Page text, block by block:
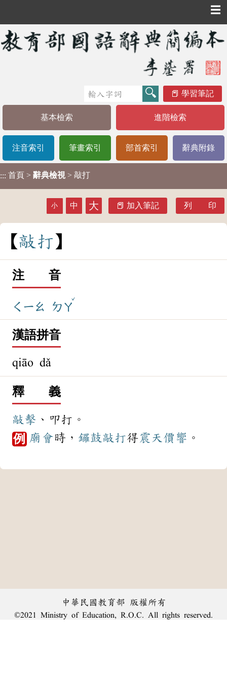
☰
學習筆記
基本檢索 進階檢索
注音索引 筆畫索引 部首索引 辭典附錄
::: 首頁 > 辭典檢視 > 敲打
小 中 大 加入筆記 列 印
敲 打
注 音
ㄑㄧㄠ ㄉㄚ
ˇ
漢語拼音
qiāo dǎ
釋 義
敲擊 、叩打。
例 廟會時， 鑼鼓 敲打得震天價響 。
中華民國教育部 版權所有
©2021 Ministry of Education, R.O.C. All rights reserved.